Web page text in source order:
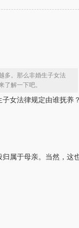
多。那么非婚生子女法
解一下吧。
女法律规定由谁抚养
属于母亲。当然，这